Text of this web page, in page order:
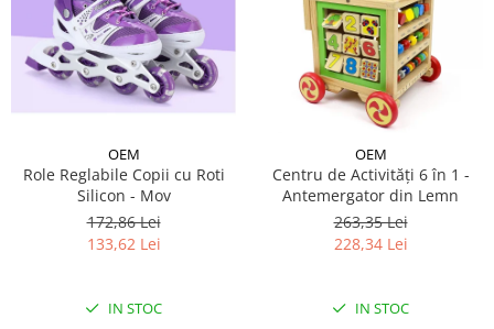
OEM
Role Reglabile Copii cu Roti
Silicon - Mov
172,86 Lei
133,62 Lei
IN STOC
OEM
Centru de Activități 6 în 1 -
Antemergator din Lemn
263,35 Lei
228,34 Lei
IN STOC